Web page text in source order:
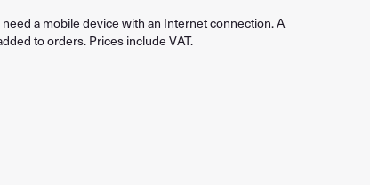
a mobile device with an Internet connection. A
to orders. Prices include VAT.